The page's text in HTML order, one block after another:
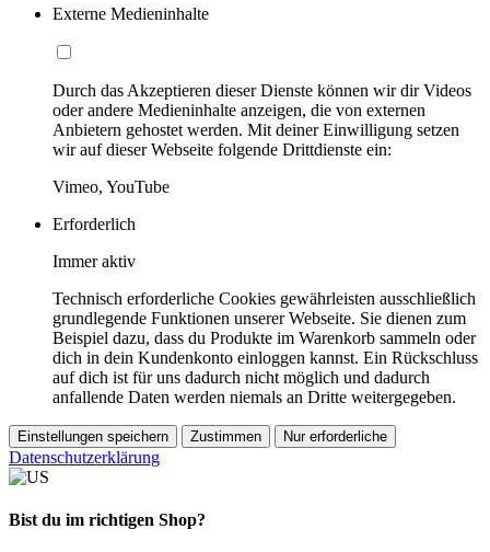
Externe Medieninhalte
Durch das Akzeptieren dieser Dienste können wir dir Videos
oder andere Medieninhalte anzeigen, die von externen
Anbietern gehostet werden. Mit deiner Einwilligung setzen
wir auf dieser Webseite folgende Drittdienste ein:
Vimeo, YouTube
Erforderlich
Immer aktiv
Technisch erforderliche Cookies gewährleisten ausschließlich
grundlegende Funktionen unserer Webseite. Sie dienen zum
Beispiel dazu, dass du Produkte im Warenkorb sammeln oder
dich in dein Kundenkonto einloggen kannst. Ein Rückschluss
auf dich ist für uns dadurch nicht möglich und dadurch
anfallende Daten werden niemals an Dritte weitergegeben.
Einstellungen speichern Zustimmen Nur erforderliche
Datenschutzerklärung
Bist du im richtigen Shop?